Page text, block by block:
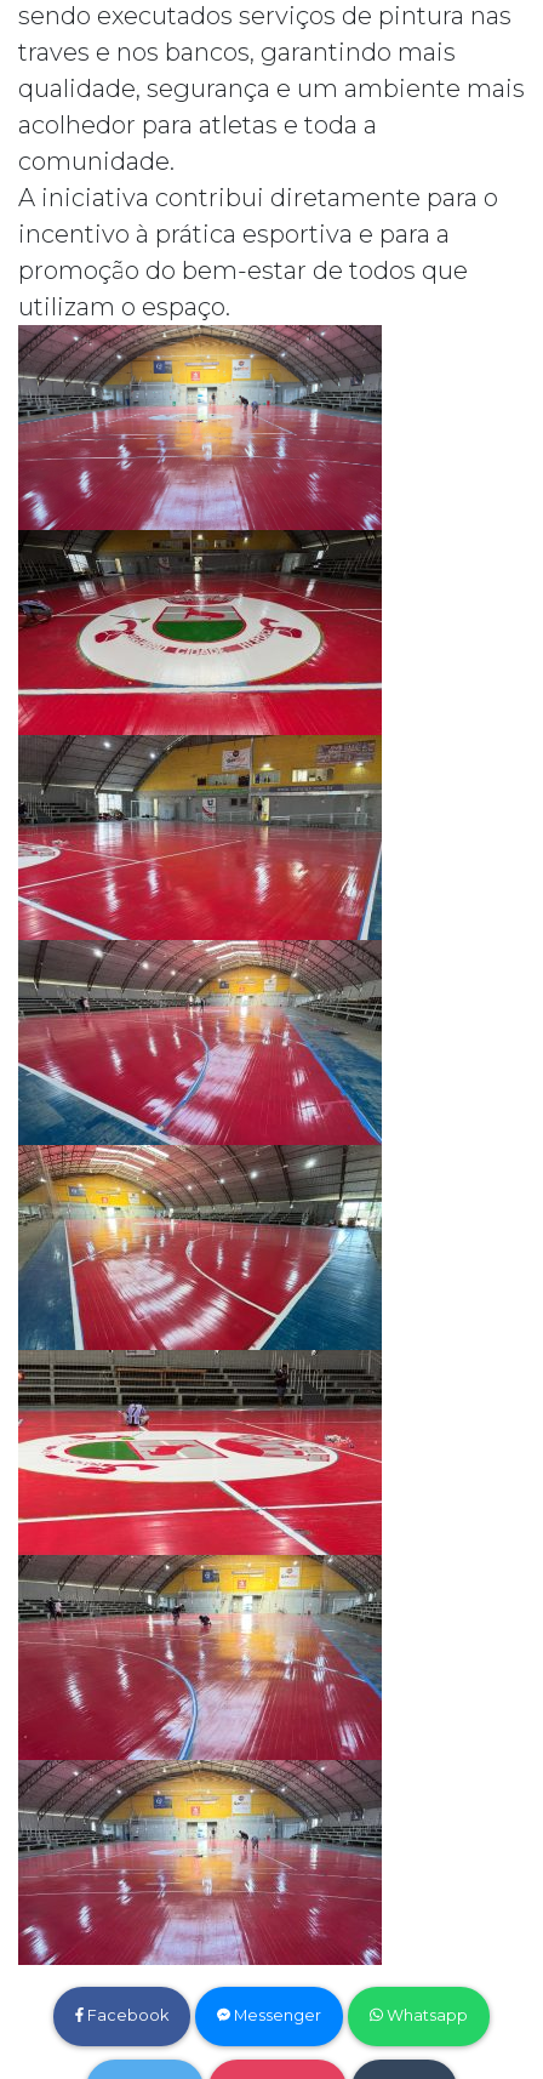
sendo executados serviços de pintura nas
traves e nos bancos, garantindo mais
qualidade, segurança e um ambiente mais
acolhedor para atletas e toda a
comunidade.
A iniciativa contribui diretamente para o
incentivo à prática esportiva e para a
promoção do bem-estar de todos que
utilizam o espaço.
Facebook Messenger Whatsapp